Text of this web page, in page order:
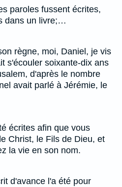
paroles fussent écrites,
dans un livre;…
règne, moi, Daniel, je vis
s'écouler soixante-dix ans
d'après le nombre
avait parlé à Jérémie, le
écrites afin que vous
Christ, le Fils de Dieu, et
la vie en son nom.
d'avance l'a été pour